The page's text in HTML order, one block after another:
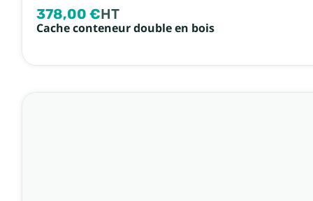
378,00 €HT
Cache conteneur double en bois